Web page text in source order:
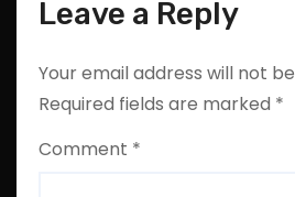
Leave a Reply
Your email address will not
Required fields are marked *
Comment *